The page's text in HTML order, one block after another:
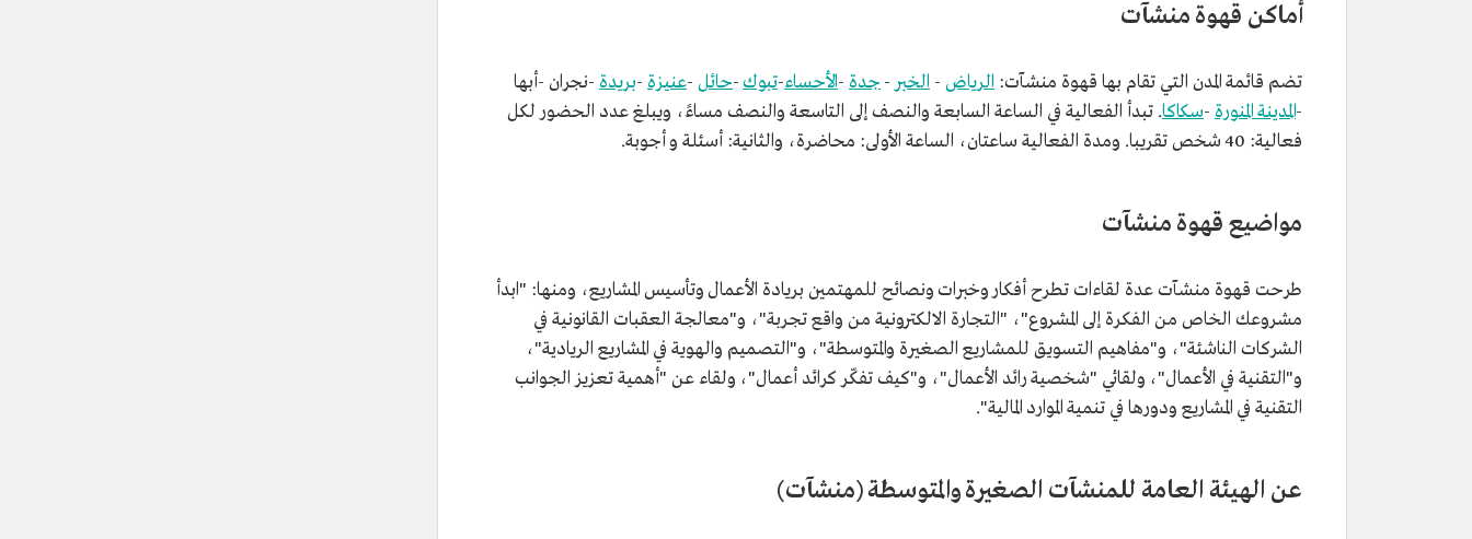
أماكن قهوة منشآت
تضم قائمة المدن التي تقام بها قهوة منشآت: الرياض - الخبر - جدة -الأحساء-تبوك-حائل -عنيزة -بريدة -نجران -أبها
-المدينة المنورة -سكاكا. تبدأ الفعالية في الساعة السابعة والنصف إلى التاسعة والنصف مساءً، ويبلغ عدد الحضور لكل
فعالية: 40 شخص تقريبا. ومدة الفعالية ساعتان، الساعة الأولى: محاضرة، والثانية: أسئلة و أجوبة.
مواضيع قهوة منشآت
طرحت قهوة منشآت عدة لقاءات تطرح أفكار وخبرات ونصائح للمهتمين بريادة الأعمال وتأسيس المشاريع، ومنها: "ابدأ
مشروعك الخاص من الفكرة إلى المشروع"، "التجارة الالكترونية من واقع تجربة"، و"معالجة العقبات القانونية في
الشركات الناشئة"، و"مفاهيم التسويق للمشاريع الصغيرة والمتوسطة"، و"التصميم والهوية في المشاريع الريادية"،
و"التقنية في الأعمال"، ولقائي "شخصية رائد الأعمال"، و"كيف تفكّر كرائد أعمال"، ولقاء عن "أهمية تعزيز الجوانب
التقنية في المشاريع ودورها في تنمية الموارد المالية".
عن الهيئة العامة للمنشآت الصغيرة والمتوسطة (منشآت)